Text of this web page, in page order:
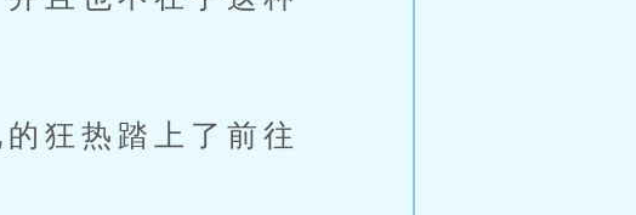
热踏上了前往